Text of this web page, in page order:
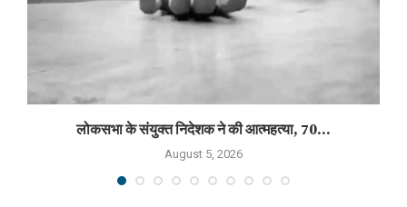
लोकसभा के संयुक्त निदेशक ने की आत्महत्या, 70...
August 5, 2026